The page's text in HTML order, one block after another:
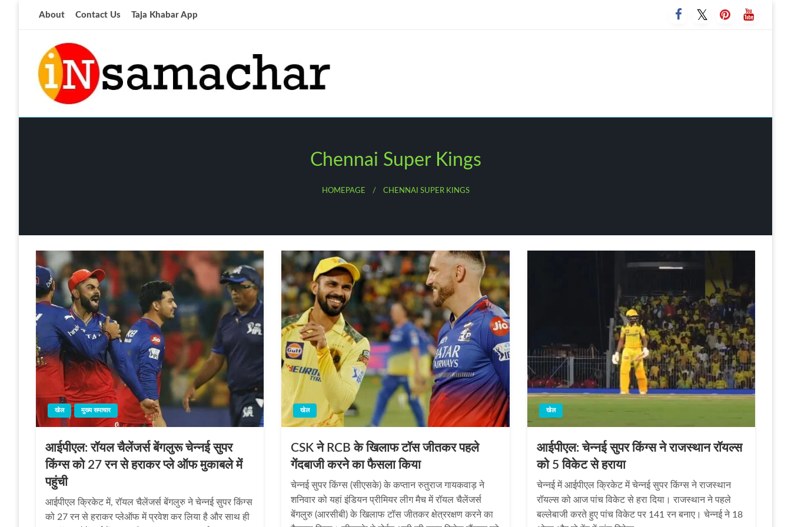
About Contact Us Taja Khabar App
आज की ताजा खबर
Chennai Super Kings
HOMEPAGE CHENNAI SUPER KINGS
खेल मुख्य समाचार
आईपीएल: रॉयल चैलेंजर्स बेंगलुरू चेन्‍नई सुपर
किंग्‍स को 27 रन से हराकर प्‍ले ऑफ मुकाबले में
पहुंची
आईपीएल क्रिकेट में, रॉयल चैलेंजर्स बेंगलुरु ने चेन्नई सुपर किंग्स
को 27 रन से हराकर प्लेऑफ में प्रवेश कर लिया है और साथ ही
खेल
CSK ने RCB के खिलाफ टॉस जीतकर पहले
गेंदबाजी करने का फैसला किया
चेन्नई सुपर किंग्स (सीएसके) के कप्तान रुतुराज गायकवाड़ ने
शनिवार को यहां इंडियन प्रीमियर लीग मैच में रॉयल चैलेंजर्स
बेंगलुरु (आरसीबी) के खिलाफ टॉस जीतकर क्षेत्ररक्षण करने का
खेल
आईपीएल: चेन्नई सुपर किंग्स ने राजस्थान रॉयल्स
को 5 विकेट से हराया
चेन्नई में आईपीएल क्रिकेट में चेन्‍नई सुपर किंग्‍स ने राजस्‍थान
रॉयल्‍स को आज पांच विकेट से हरा दिया। राजस्‍थान ने पहले
बल्‍लेबाजी करते हुए पांच विकेट पर 141 रन बनाए। चेन्‍नई ने 18